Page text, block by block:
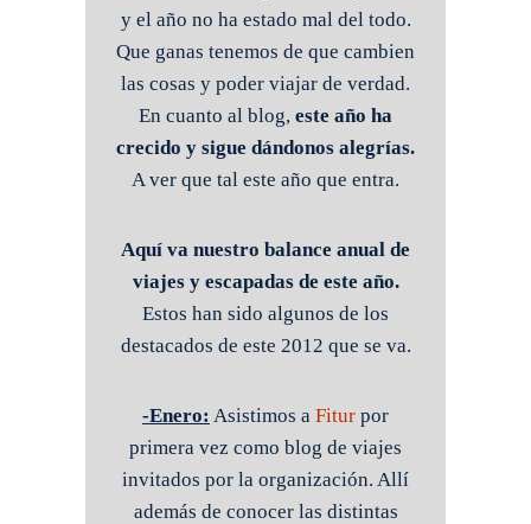
y el año no ha estado mal del todo.
Que ganas tenemos de que cambien
las cosas y poder viajar de verdad.
En cuanto al blog, este año ha
crecido y sigue dándonos alegrías.
A ver que tal este año que entra.
Aquí va nuestro balance anual de
viajes y escapadas de este año.
Estos han sido algunos de los
destacados de este 2012 que se va.
-Enero: Asistimos a Fitur por
primera vez como blog de viajes
invitados por la organización. Allí
además de conocer las distintas